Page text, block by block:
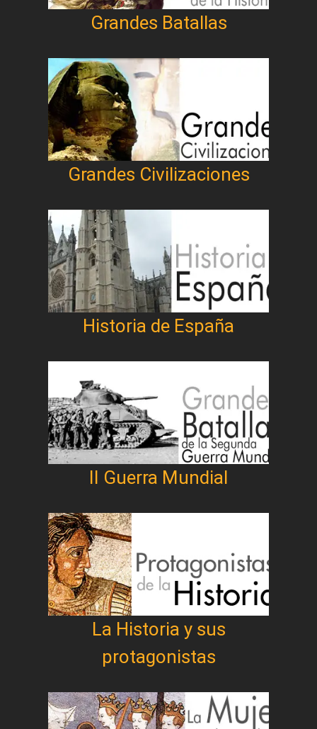
Grandes Batallas
Grandes Civilizaciones
Historia de España
II Guerra Mundial
La Historia y sus
protagonistas